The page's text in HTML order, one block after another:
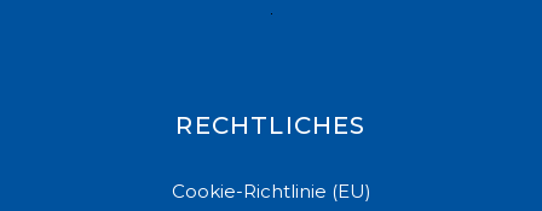
RECHTLICHES
Cookie-Richtlinie (EU)